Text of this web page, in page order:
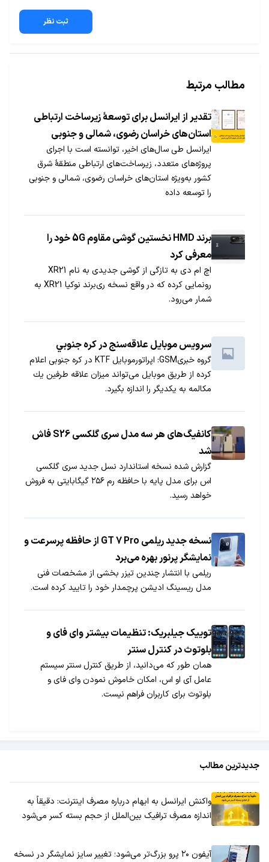
ثبت نظر
مطالب مرتبط
تقدیر از ایرانسل برای توسعۀ زیرساخت ارتباطی
استان‌های خراسان رضوی، شمالی و جنوبی
ایرانسل طی سال‌های اخیر، توانسته است با اجرای
پروژه‌های متعدد، زیرساخت‌های ارتباطی منطقۀ شرق
کشور به‌ویژه استان‌های خراسان رضوی، شمالی و جنوبی
را توسعه داده
برند HMD نخستین گوشی مقاوم 5G خود را
معرفی کرد
اچ ام دی به تازگی از گوشی جدیدی به نام XR21
رونمایی کرده که در واقع نسخه ری‌برند نوکیا XR21 به
شمار می‌رود.
سرويس موبایل علاقه‌‌سنج در كره جنوبي
گروه خبریGSM: اپراتورموبایل KTF در کره جنوبی اعلام
كرده از طریق موبایل می‌تواند میزان علاقه طرفین یك
مكالمه به یكدیگر را اندازه بگیرد.
کانفیگ‌های هر سه مدل سری گلکسی S26 فاش
شد
گزارش شده نسخه استاندارد نسل جدید سری گلکسی
اس برای مدل پایه با حافظه رم ۲۵۶ گیگابایتی به فروش
خواهد رسید.
نسخه جدید ریلمی GT 7 Pro از حافظه پرسرعت و
نمایشگر پرنور بهره می‌برد
ریلمی با انتشار چندین تیزر بخشی از مشخصات فنی
مدل ریسینگ ادیشن پرچمدار خود را تایید کرده است.
توییک جیلبریک: تنظیمات بیشتر وای فای و
بلوتوث در کنترل سنتر
همان طور که می‌دانید، از طریق کنترل سنتر سیستم
عامل آی او اس، امکان خاموش نمودن وای فای و
بلوتوث برای کاربران فراهم نیست.
جدیدترین مطالب
واکنش ایرانسل به ابهام درباره مصرف اینترنت: دقیقاً به
اندازه مصرف ترافیک بین‌الملل از حجم بسته کسر می‌شود
آیفون ۲۰ پرو بزرگ‌تر می‌شود؛ تغییر سایز نمایشگر در نسخه